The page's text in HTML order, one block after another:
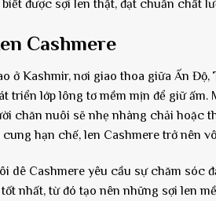
được sợi len thật, đạt chuẩn chất
Cashmere
ở Kashmir, nơi giao thoa giữa Ấn Độ,
triển lớp lông tơ mềm mịn để giữ ấm.
chăn nuôi sẽ nhẹ nhàng chải hoặc
hạn chế, len Cashmere trở nên
dê Cashmere yêu cầu sự chăm sóc
nhất, từ đó tạo nên những sợi len